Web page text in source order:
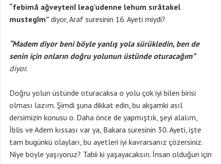
“febimâ ağveytenî leag’udenne lehum sırâtakel
mustegîm” diyor, Araf suresinin 16. Ayeti miydi?
“Madem diyor beni böyle yanlış yola sürükledin, ben de
senin için onların doğru yolunun üstünde oturacağım”
diyor.
Doğru yolun üstünde oturacaksa o yolu çok iyi bilen birisi
olması lazım. Şimdi şuna dikkat edin, bu akşamki asıl
dersimizin konusu o. Daha önce de yapmıştık, şeyi alalım,
İblis ve Adem kıssası var ya, Bakara suresinin 30. Ayeti, işte
tam bugünkü olayları, bu ayetleri iyi kavrarsanız çözersiniz.
Niye böyle yaşıyoruz? Tabii ki yaşayacaksın. İnsan olduğun için